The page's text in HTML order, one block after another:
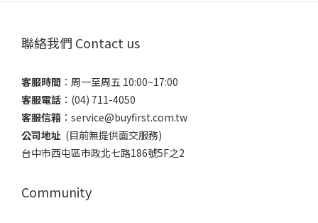
聯絡我們 Contact us
客服時間 ：​周一至周五 10:00~17:00
客服電話 ​：(04) 711-4050
客服信箱 ：​service@buyfirst.com.tw
公司地址 (目前無提供面交服務) ​
台中市西屯區市政北七路186號5F之2
Community